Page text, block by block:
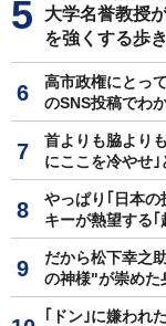
大学名誉教授
を強くする歩
高市政権にとっ
のSNS投稿でわ
首よりも脇より
にここを冷やせ
やっぱり｢日本
キーが熱望する
だから松下幸之
の神様"が崇めた
｢ドン｣に嫌わ